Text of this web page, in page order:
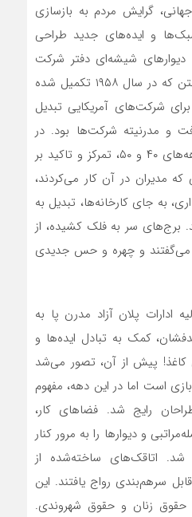
گرایش مردم به بازسازی
و ایده‌‌‌های جدید طراحی
شیشه‌‌‌ای دفتر شرکت
«سیگرم»، برج بلندی در منهتن که در سال ۱۹۵۸ تکمیل شده
شرکت‌های آمریکایی تبدیل
و مدرنیته شرکت‌ها بود. در
معماری آن دوران، یعنی دهه‌‌‌های ۴۰ و ۵۰، تمرکز و تاکید بر
مدیران در آن کار می‌‌‌کردند،
به جای کارخانه‌‌‌ها، تبدیل به
برج‌‌‌های سر به فلک کشیده، از
و چهره و حس جدیدی
اولیه ادارات پلان آزاد مدرن پا به
کمک به تبادل ایده‌‌‌ها و
کاغذ! پیش از آن، تصور می‌‌‌شد
است اما در این دهه، مفهوم
رایج شد. فضاهای کار،
و دیوارها را به مرور کنار
شد. اتاقک‌‌‌های ساخته‌‌‌شده از
سرهم‌‌‌بندی رواج یافتند. این
زنان و حقوق شهروندی.